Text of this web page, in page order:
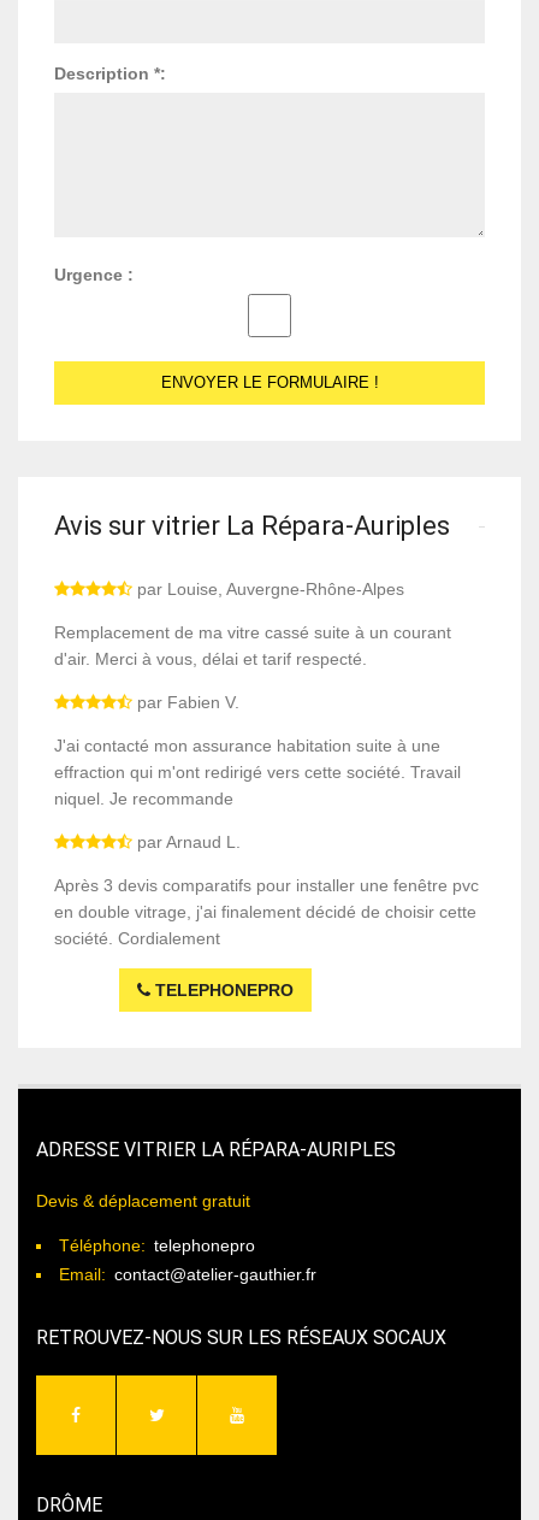
Description *:
Urgence :
Avis sur vitrier La Répara-Auriples
par Louise, Auvergne-Rhône-Alpes
Remplacement de ma vitre cassé suite à un courant
d'air. Merci à vous, délai et tarif respecté.
par Fabien V.
J'ai contacté mon assurance habitation suite à une
effraction qui m'ont redirigé vers cette société. Travail
niquel. Je recommande
par Arnaud L.
Après 3 devis comparatifs pour installer une fenêtre pvc
en double vitrage, j'ai finalement décidé de choisir cette
société. Cordialement
TELEPHONEPRO
ADRESSE VITRIER LA RÉPARA-AURIPLES
Devis & déplacement gratuit
Téléphone: telephonepro
Email: contact@atelier-gauthier.fr
RETROUVEZ-NOUS SUR LES RÉSEAUX SOCAUX
DRÔME